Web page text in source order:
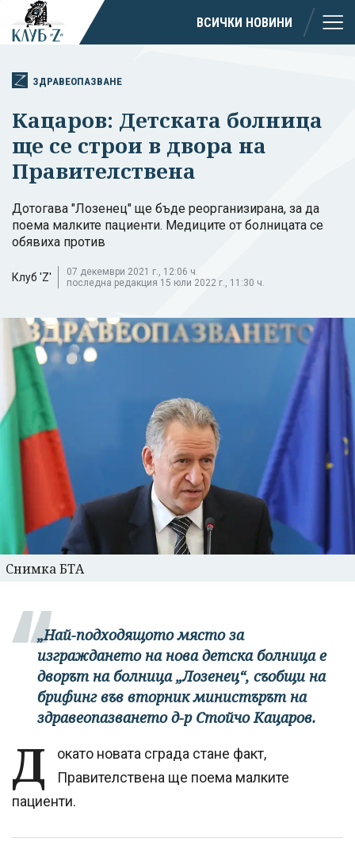
ВСИЧКИ НОВИНИ
ЗДРАВЕОПАЗВАНЕ
Кацаров: Детската болница
ще се строи в двора на
Правителствена
Дотогава "Лозенец" ще бъде реорганизирана, за да
поема малките пациенти. Медиците от болницата се
обявиха против
Клуб 'Z'
07 декември 2021 г., 12:06 ч.
последна редакция 15 юли 2022 г., 11:30 ч.
Снимка БТА
„Най-подходящото място за
изграждането на нова детска болница е
дворът на болница „Лозенец“, съобщи на
брифинг във вторник министърът на
здравеопазването д-р Стойчо Кацаров.
Д
окато новата сграда стане факт,
Правителствена ще поема малките
пациенти.